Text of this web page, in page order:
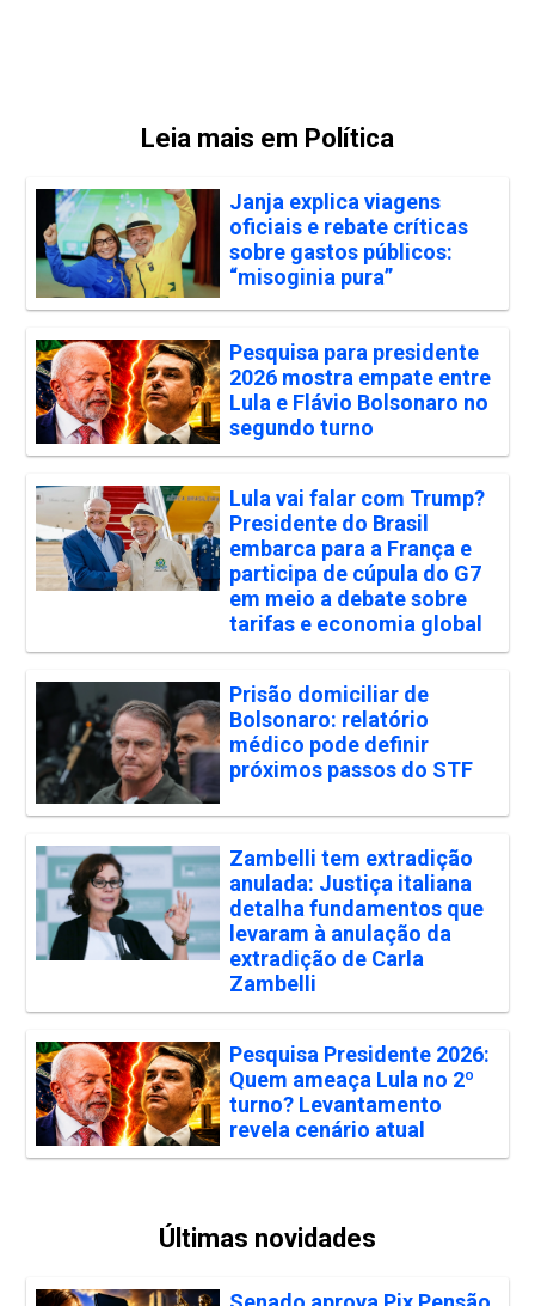
Leia mais em Política
Janja explica viagens
oficiais e rebate críticas
sobre gastos públicos:
“misoginia pura”
Pesquisa para presidente
2026 mostra empate entre
Lula e Flávio Bolsonaro no
segundo turno
Lula vai falar com Trump?
Presidente do Brasil
embarca para a França e
participa de cúpula do G7
em meio a debate sobre
tarifas e economia global
Prisão domiciliar de
Bolsonaro: relatório
médico pode definir
próximos passos do STF
Zambelli tem extradição
anulada: Justiça italiana
detalha fundamentos que
levaram à anulação da
extradição de Carla
Zambelli
Pesquisa Presidente 2026:
Quem ameaça Lula no 2º
turno? Levantamento
revela cenário atual
Últimas novidades